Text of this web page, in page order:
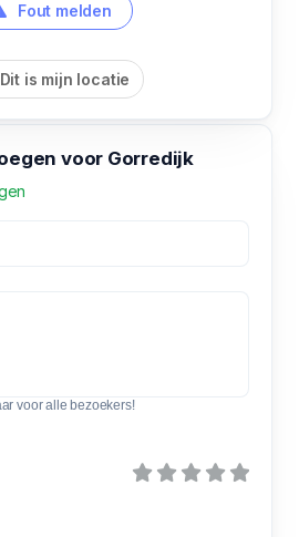
Fout melden
Dit is mijn locatie
voor Gorredijk
voor alle bezoekers!